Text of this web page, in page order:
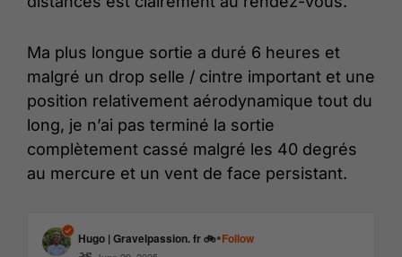
Ma plus longue sortie a duré 6 heures et
malgré un drop selle / cintre important et une
position relativement aérodynamique tout du
long, je n’ai pas terminé la sortie
complètement cassé malgré les 40 degrés
au mercure et un vent de face persistant.